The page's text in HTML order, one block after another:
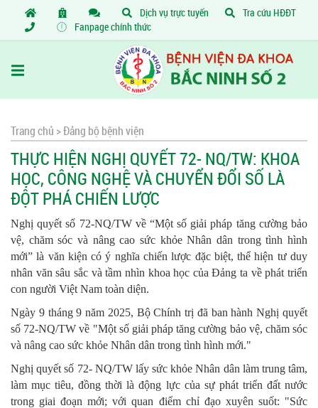
Dịch vụ trực tuyến
Tra cứu HĐĐT
Fanpage chính thức
Trang chủ >Đảng bộ bệnh viện
THỰC HIỆN NGHỊ QUYẾT 72- NQ/TW: KHOA
HỌC, CÔNG NGHỆ VÀ CHUYỂN ĐỔI SỐ LÀ
ĐỘT PHÁ CHIẾN LƯỢC
Nghị quyết số 72-NQ/TW về “Một số giải pháp tăng cường bảo
vệ, chăm sóc và nâng cao sức khỏe Nhân dân trong tình hình
mới” là văn kiện có ý nghĩa chiến lược đặc biệt, thể hiện tư duy
nhân văn sâu sắc và tầm nhìn khoa học của Đảng ta về phát triển
con người Việt Nam toàn diện.
Ngày 9 tháng 9 năm 2025, Bộ Chính trị đã ban hành Nghị quyết
số 72-NQ/TW về "Một số giải pháp tăng cường bảo vệ, chăm sóc
và nâng cao sức khỏe Nhân dân trong tình hình mới."
Nghị quyết số 72- NQ/TW lấy sức khỏe Nhân dân làm trung tâm,
làm mục tiêu, đồng thời là động lực của sự phát triển đất nước
trong giai đoạn mới; với quan điểm chỉ đạo xuyên suốt: "Sức